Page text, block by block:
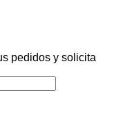
pedidos y solicita